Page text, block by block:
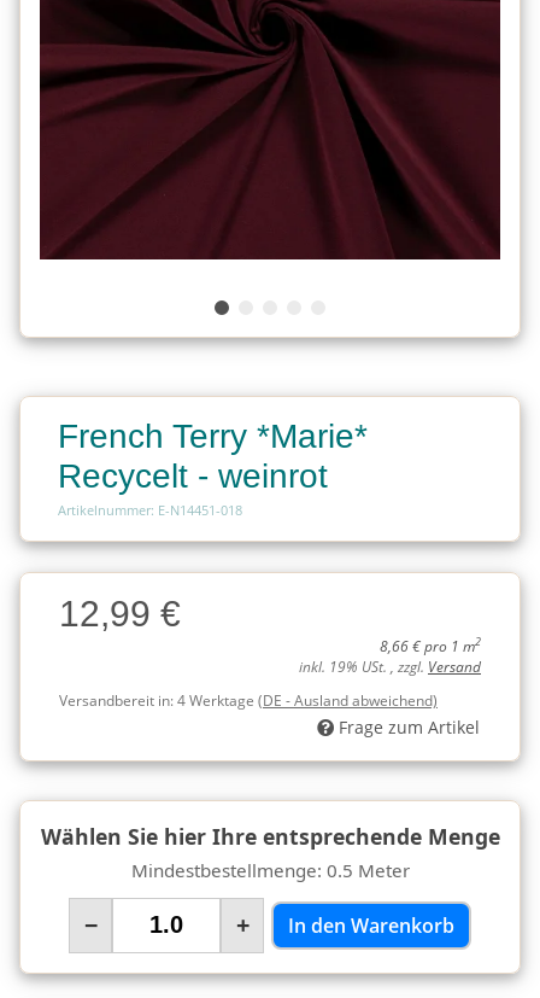
French Terry *Marie*
Recycelt - weinrot
Artikelnummer: E-N14451-018
Charge
Charge12,99 €
8,66 € pro 1 m2
inkl. 19% USt. , zzgl. Versand
Versandbereit in:4 Werktage (DE - Ausland abweichend)
Frage zum Artikel
Wählen Sie hier Ihre entsprechende Menge
Mindestbestellmenge: 0.5 Meter
− + In den Warenkorb